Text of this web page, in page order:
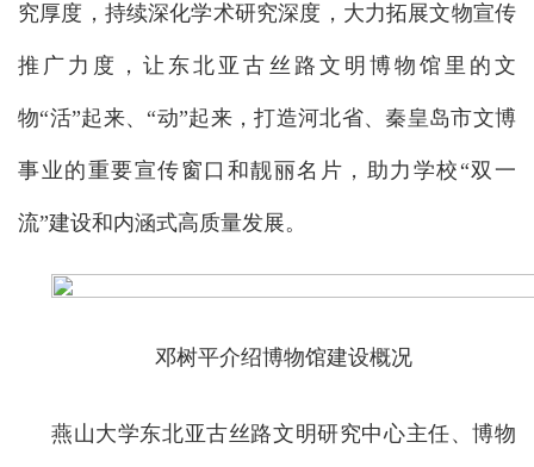
究厚度，持续深化学术研究深度，大力拓展文物宣传
推广力度，让东北亚古丝路文明博物馆里的文
物“活”起来、“动”起来，打造河北省、秦皇岛市文博
事业的重要宣传窗口和靓丽名片，助力学校“双一
流”建设和内涵式高质量发展。
邓树平介绍博物馆建设概况
燕山大学东北亚古丝路文明研究中心主任、博物